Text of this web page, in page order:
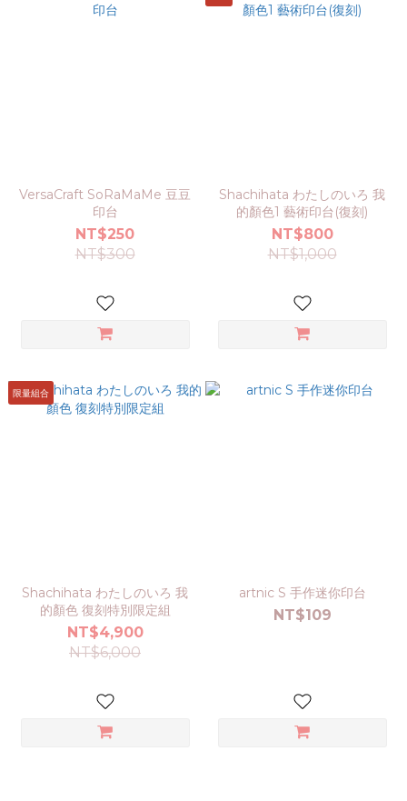
VersaCraft SoRaMaMe 豆豆
印台
NT$250
NT$300
Shachihata わたしのいろ 我
的顏色1 藝術印台(復刻)
NT$800
NT$1,000
限量組合
Shachihata わたしのいろ 我
的顏色 復刻特別限定組
NT$4,900
NT$6,000
artnic S 手作迷你印台
NT$109